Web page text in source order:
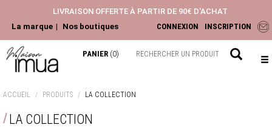
LIVRAISON OFFERTE À PARTIR DE 90€ D'ACHAT
La marque
Nos boutiques CONNEXION INSCRIPTION
PANIER (0)
ACCESSOIRES
HAUTS
ACCUEIL PRODUITS LA COLLECTION
LA COLLECTION